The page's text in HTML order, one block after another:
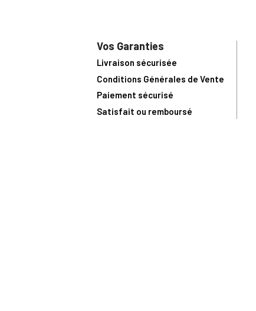
Vos Garanties
Livraison sécurisée
Conditions Générales de Vente
Paiement sécurisé
Satisfait ou remboursé